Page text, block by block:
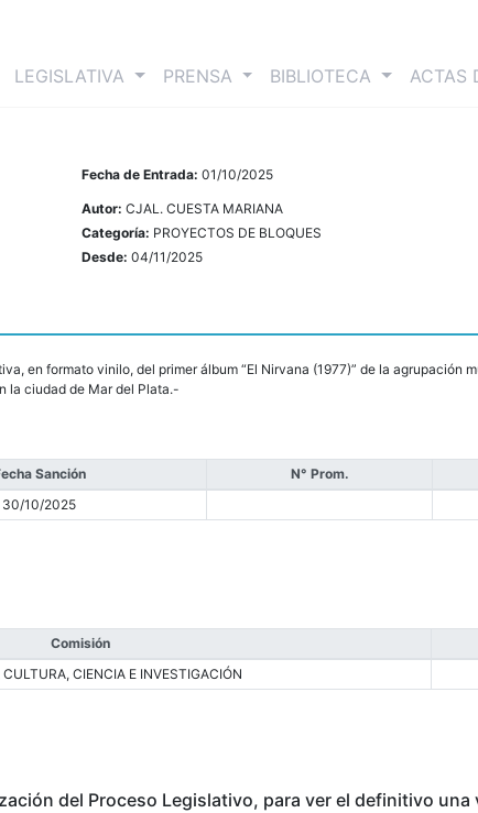
LEGISLATIVA PRENSA BIBLIOTECA ACTAS
Fecha de Entrada:01/10/2025
Autor:CJAL. CUESTA MARIANA
Categoría: PROYECTOS DE BLOQUES
Desde:04/11/2025
en formato vinilo, del primer álbum “El Nirvana (1977)” de la agrupación
la ciudad de Mar del Plata.-
Sanción N° Prom.
30/10/2025
Comisión
CIENCIA E INVESTIGACIÓN
del Proceso Legislativo, para ver el definitivo una